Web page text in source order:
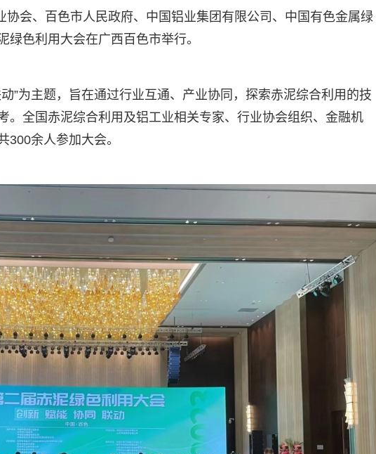
会、百色市人民政府、中国铝业集团有限公司、中国有色金属绿
色利用大会在广西百色市举行。
”为主题，旨在通过行业互通、产业协同，探索赤泥综合利用的技
。全国赤泥综合利用及铝工业相关专家、行业协会组织、金融机
300余人参加大会。